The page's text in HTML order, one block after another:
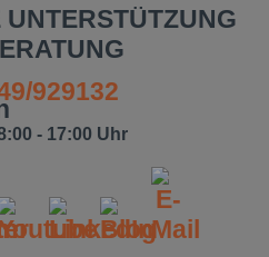
929132
- 17:00 Uhr